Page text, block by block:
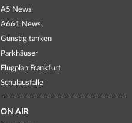
A5 News
A661 News
Günstig tanken
Parkhäuser
Flugplan Frankfurt
Schulausfälle
ON AIR